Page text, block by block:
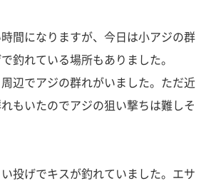
間になりますが、今日は小アジの群
釣れている場所もありました。
辺でアジの群れがいました。ただ近
もいたのでアジの狙い撃ちは難しそ
投げでキスが釣れていました。エサ